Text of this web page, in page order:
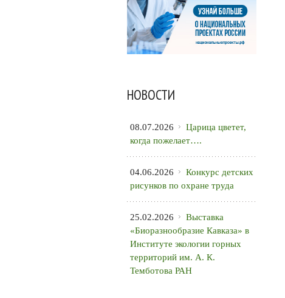
НОВОСТИ
08.07.2026
Царица цветет,
когда пожелает….
04.06.2026
Конкурс детских
рисунков по охране труда
25.02.2026
Выставка
«Биоразнообразие Кавказа» в
Институте экологии горных
территорий им. А. К.
Темботова РАН